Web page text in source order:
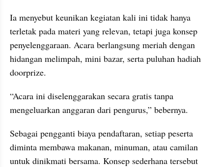
Ia menyebut keunikan kegiatan kali ini tidak hanya
terletak pada materi yang relevan, tetapi juga konsep
penyelenggaraan. Acara berlangsung meriah dengan
hidangan melimpah, mini bazar, serta puluhan hadiah
doorprize.
“Acara ini diselenggarakan secara gratis tanpa
mengeluarkan anggaran dari pengurus,” bebernya.
Sebagai pengganti biaya pendaftaran, setiap peserta
diminta membawa makanan, minuman, atau camilan
untuk dinikmati bersama. Konsep sederhana tersebut